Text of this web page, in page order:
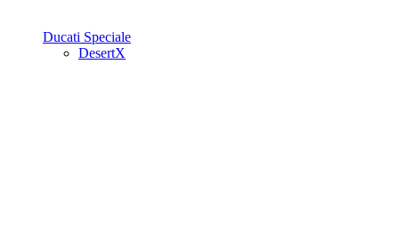
Ducati Speciale
DesertX